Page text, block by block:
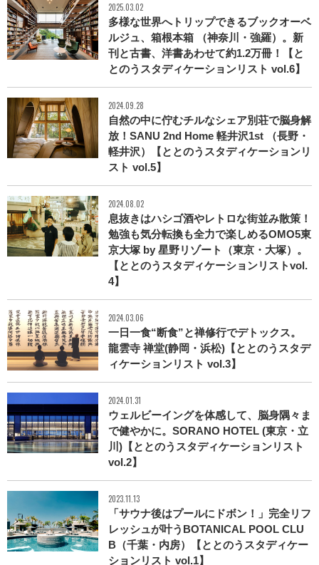
2025.03.02
多様な世界へトリップできるブックオーベ
ルジュ、箱根本箱 （神奈川・強羅）。新
刊と古書、洋書あわせて約1.2万冊！【と
とのうスタディケーションリスト vol.6】
2024.09.28
自然の中に佇むチルなシェア別荘で脳身解
放！SANU 2nd Home 軽井沢1st （長野・
軽井沢）【ととのうスタディケーションリ
スト vol.5】
2024.08.02
息抜きはハシゴ酒やレトロな街並み散策！
勉強も気分転換も全力で楽しめるOMO5東
京大塚 by 星野リゾート（東京・大塚）。
【ととのうスタディケーションリストvol.
4】
2024.03.06
一日一食“断食”と禅修行でデトックス。
龍雲寺 禅堂(静岡・浜松)【ととのうスタデ
ィケーションリスト vol.3】
2024.01.31
ウェルビーイングを体感して、脳身隅々ま
で健やかに。SORANO HOTEL (東京・立
川)【ととのうスタディケーションリスト
vol.2】
2023.11.13
「サウナ後はプールにドボン！」完全リフ
レッシュが叶うBOTANICAL POOL CLU
B（千葉・内房）【ととのうスタディケー
ションリスト vol.1】